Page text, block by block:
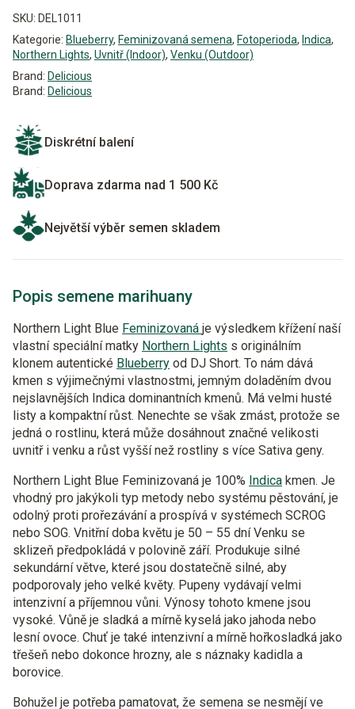
SKU: DEL1011
Kategorie: Blueberry, Feminizovaná semena, Fotoperioda, Indica,
Northern Lights, Uvnitř (Indoor), Venku (Outdoor)
Brand: Delicious
Brand: Delicious
Diskrétní balení
Doprava zdarma nad 1 500 Kč
Největší výběr semen skladem
Popis semene marihuany
Northern Light Blue Feminizovaná je výsledkem křížení naší
vlastní speciální matky Northern Lights s originálním
klonem autentické Blueberry od DJ Short. To nám dává
kmen s výjimečnými vlastnostmi, jemným doladěním dvou
nejslavnějších Indica dominantních kmenů. Má velmi husté
listy a kompaktní růst. Nenechte se však zmást, protože se
jedná o rostlinu, která může dosáhnout značné velikosti
uvnitř i venku a růst vyšší než rostliny s více Sativa geny.
Northern Light Blue Feminizovaná je 100% Indica kmen. Je
vhodný pro jakýkoli typ metody nebo systému pěstování, je
odolný proti prořezávání a prospívá v systémech SCROG
nebo SOG. Vnitřní doba květu je 50 – 55 dní Venku se
sklizeň předpokládá v polovině září. Produkuje silné
sekundární větve, které jsou dostatečně silné, aby
podporovaly jeho velké květy. Pupeny vydávají velmi
intenzivní a příjemnou vůni. Výnosy tohoto kmene jsou
vysoké. Vůně je sladká a mírně kyselá jako jahoda nebo
lesní ovoce. Chuť je také intenzivní a mírně hořkosladká jako
třešeň nebo dokonce hrozny, ale s náznaky kadidla a
borovice.
Bohužel je potřeba pamatovat, že semena se nesmějí ve